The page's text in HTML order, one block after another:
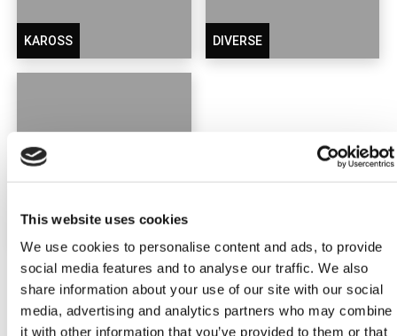
This website uses cookies
We use cookies to personalise content and ads, to provide
social media features and to analyse our traffic. We also
share information about your use of our site with our social
media, advertising and analytics partners who may combine
it with other information that you’ve provided to them or that
KAROSS DIVERSE
BILRUTORREPARATION
KATALOGER OCH NYA VARUNUMRE